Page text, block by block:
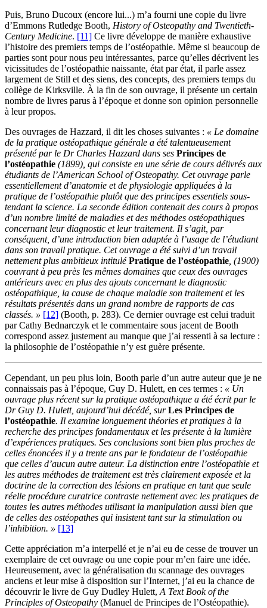
Puis, Bruno Ducoux (encore lui...) m’a fourni une copie du livre
d’Emmons Rutledge Booth, History of Osteopathy and Twentieth-
Century Medicine. [11] Ce livre développe de manière exhaustive
l’histoire des premiers temps de l’ostéopathie. Même si beaucoup de
parties sont pour nous peu intéressantes, parce qu’elles décrivent les
vicissitudes de l’ostéopathie naissante, état par état, il parle assez
largement de Still et des siens, des concepts, des premiers temps du
collège de Kirksville. À la fin de son ouvrage, il présente un certain
nombre de livres parus à l’époque et donne son opinion personnelle
à leur propos.
Des ouvrages de Hazzard, il dit les choses suivantes : « Le domaine
de la pratique ostéopathique générale a été talentueusement
présenté par le Dr Charles Hazzard dans ses Principes de
l’ostéopathie (1899), qui consiste en une série de cours délivrés aux
étudiants de l’American School of Osteopathy. Cet ouvrage parle
essentiellement d’anatomie et de physiologie appliquées à la
pratique de l’ostéopathie plutôt que des principes essentiels sous-
tendant la science. La seconde édition contenait des cours à propos
d’un nombre limité de maladies et des méthodes ostéopathiques
concernant leur diagnostic et leur traitement. Il s’agit, par
conséquent, d’une introduction bien adaptée à l’usage de l’étudiant
dans son travail pratique. Cet ouvrage a été suivi d’un travail
nettement plus ambitieux intituléPratique de l’ostéopathie , (1900)
couvrant à peu près les mêmes domaines que ceux des ouvrages
antérieurs avec en plus des ajouts concernant le diagnostic
ostéopathique, la cause de chaque maladie son traitement et les
résultats présentés dans un grand nombre de rapports de cas
classés. » [12] (Booth, p. 283). Ce dernier ouvrage est celui traduit
par Cathy Bednarczyk et le commentaire sous jacent de Booth
correspond assez justement au manque que j’ai ressenti à sa lecture :
la philosophie de l’ostéopathie n’y est guère présente.
Cependant, un peu plus loin, Booth parle d’un autre auteur que je ne
connaissais pas à l’époque, Guy D. Hulett, en ces termes : « Un
ouvrage plus récent sur la pratique ostéopathique a été écrit par le
Dr Guy D. Hulett, aujourd’hui décédé, surLes Principes de
l’ostéopathie. Il examine longuement théories et pratiques à la
recherche des principes fondamentaux et les présente à la lumière
d’expériences pratiques. Ses conclusions sont bien plus proches de
celles énoncées il y a trente ans par le fondateur de l’ostéopathie
que celles d’aucun autre auteur. La distinction entre l’ostéopathie et
les autres méthodes de traitement est très clairement exposée et la
doctrine de la correction des lésions en pratique en tant que seule
réelle procédure curatrice contraste nettement avec les pratiques de
toutes les autres méthodes utilisant la manipulation aussi bien que
de celles des ostéopathes qui insistent tant sur la stimulation ou
l’inhibition. » [13]
Cette appréciation m’a interpellé et je n’ai eu de cesse de trouver un
exemplaire de cet ouvrage ou une copie pour m’en faire une idée.
Heureusement, avec la généralisation du scannage des ouvrages
anciens et leur mise à disposition sur l’Internet, j’ai eu la chance de
découvrir le livre de Guy Dudley Hulett, A Text Book of the
Principles of Osteopathy (Manuel de Principes de l’Ostéopathie).